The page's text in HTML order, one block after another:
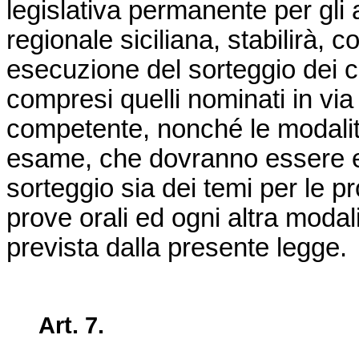
legislativa permanente per
regionale siciliana, stabilirà,
esecuzione del sorteggio dei
compresi quelli nominati in
competente, nonché le
esame, che dovranno essere
sorteggio sia dei temi per le
prove orali ed ogni altra
prevista dalla presente legge.
Art. 7.